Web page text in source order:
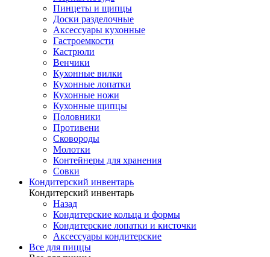
Пинцеты и щипцы
Доски разделочные
Аксессуары кухонные
Гастроемкости
Кастрюли
Венчики
Кухонные вилки
Кухонные лопатки
Кухонные ножи
Кухонные щипцы
Половники
Противени
Сковороды
Молотки
Контейнеры для хранения
Совки
Кондитерский инвентарь
Кондитерский инвентарь
Назад
Кондитерские кольца и формы
Кондитерские лопатки и кисточки
Аксессуары кондитерские
Все для пиццы